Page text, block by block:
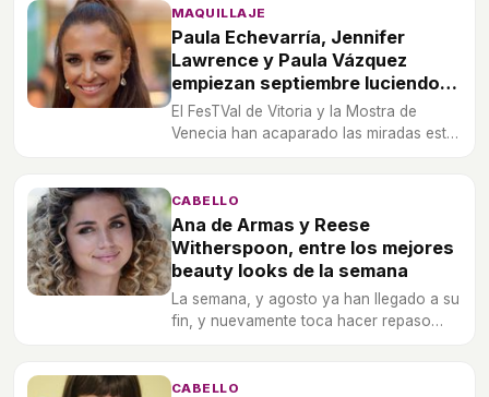
para destacar sus facciones.
MAQUILLAJE
Paula Echevarría, Jennifer
Lawrence y Paula Vázquez
empiezan septiembre luciendo
los mejores beauty looks
El FesTVal de Vitoria y la Mostra de
Venecia han acaparado las miradas esta
CABELLO
Ana de Armas y Reese
Witherspoon, entre los mejores
beauty looks de la semana
La semana, y agosto ya han llegado a su
fin, y nuevamente toca hacer repaso
actual.
CABELLO